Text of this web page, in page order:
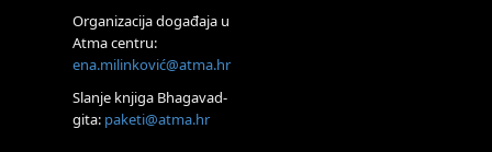
HOD PO ŽERAVICI – Seminar koji mijenja tijelo, duh i um
SoulFest – Festival glazbe, mudrosti i zajedništva
Radoboj
Noćna šumska kupka
Online
Organizacija događaja u
Atma centru:
ena.milinković@atma.hr
Slanje knjiga Bhagavad-
gita: paketi@atma.hr